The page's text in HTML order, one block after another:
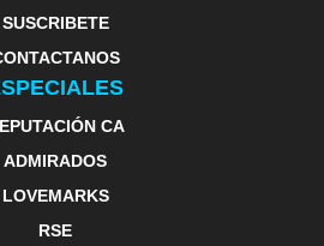
SUSCRIBETE
CA
ADMIRADOS
LOVEMARKS
RSE